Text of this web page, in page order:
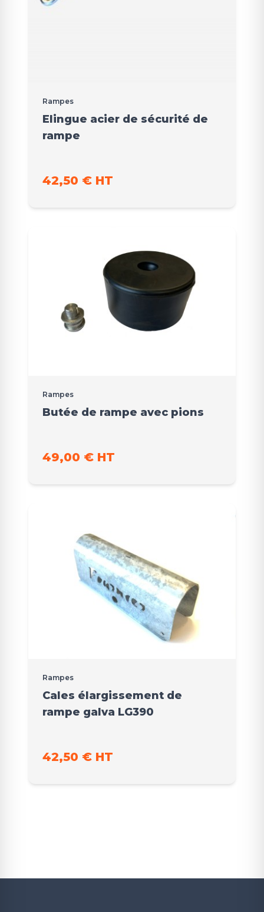
Rampes
Elingue acier de sécurité de
rampe
42,50 € HT
Rampes
Butée de rampe avec pions
49,00 € HT
Rampes
Cales élargissement de
rampe galva LG390
42,50 € HT